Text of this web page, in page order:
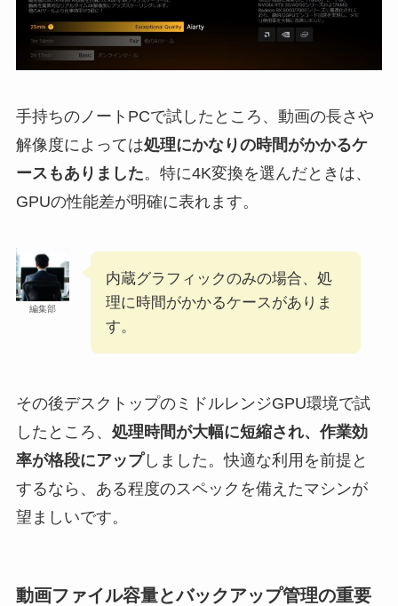
手持ちのノートPCで試したところ、動画の長さや
解像度によっては処理にかなりの時間がかかるケ
ースもありました。特に4K変換を選んだときは、
GPUの性能差が明確に表れます。
編集部
内蔵グラフィックのみの場合、処
理に時間がかかるケースがありま
す。
その後デスクトップのミドルレンジGPU環境で試
したところ、 処理時間が大幅に短縮され、作業効
率が格段にアップしました。快適な利用を前提と
するなら、ある程度のスペックを備えたマシンが
望ましいです。
動画ファイル容量とバックアップ管理の重要